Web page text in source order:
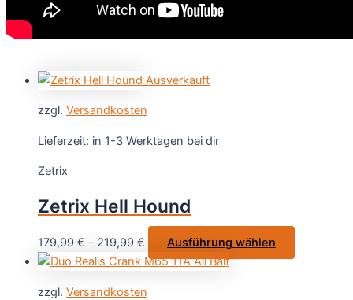
Ausverkauft
zzgl. Versandkosten
Lieferzeit: in 1-3 Werktagen bei dir
Zetrix
Zetrix Hell Hound
179,99 € – 219,99 € Ausführung wählen
Produkt
zzgl. Versandkosten